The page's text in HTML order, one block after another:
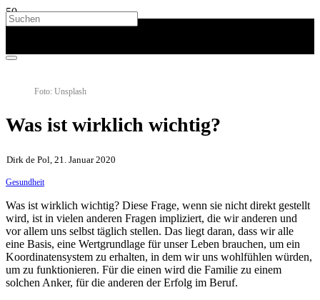
Foto: Unsplash
Was ist wirklich wichtig?
Dirk de Pol, 21. Januar 2020
Gesundheit
Was ist wirklich wichtig? Diese Frage, wenn sie nicht direkt gestellt
wird, ist in vielen anderen Fragen impliziert, die wir anderen und
vor allem uns selbst täglich stellen. Das liegt daran, dass wir alle
eine Basis, eine Wertgrundlage für unser Leben brauchen, um ein
Koordinatensystem zu erhalten, in dem wir uns wohlfühlen würden,
um zu funktionieren. Für die einen wird die Familie zu einem
solchen Anker, für die anderen der Erfolg im Beruf.